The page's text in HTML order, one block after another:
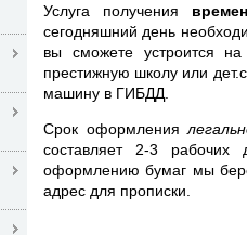
Услуга получения
сегодняшний день
вы сможете устроится
престижную школу или
машину в ГИБДД.
Срок оформления
составляет 2-3
оформлению бумаг мы
адрес для прописки.